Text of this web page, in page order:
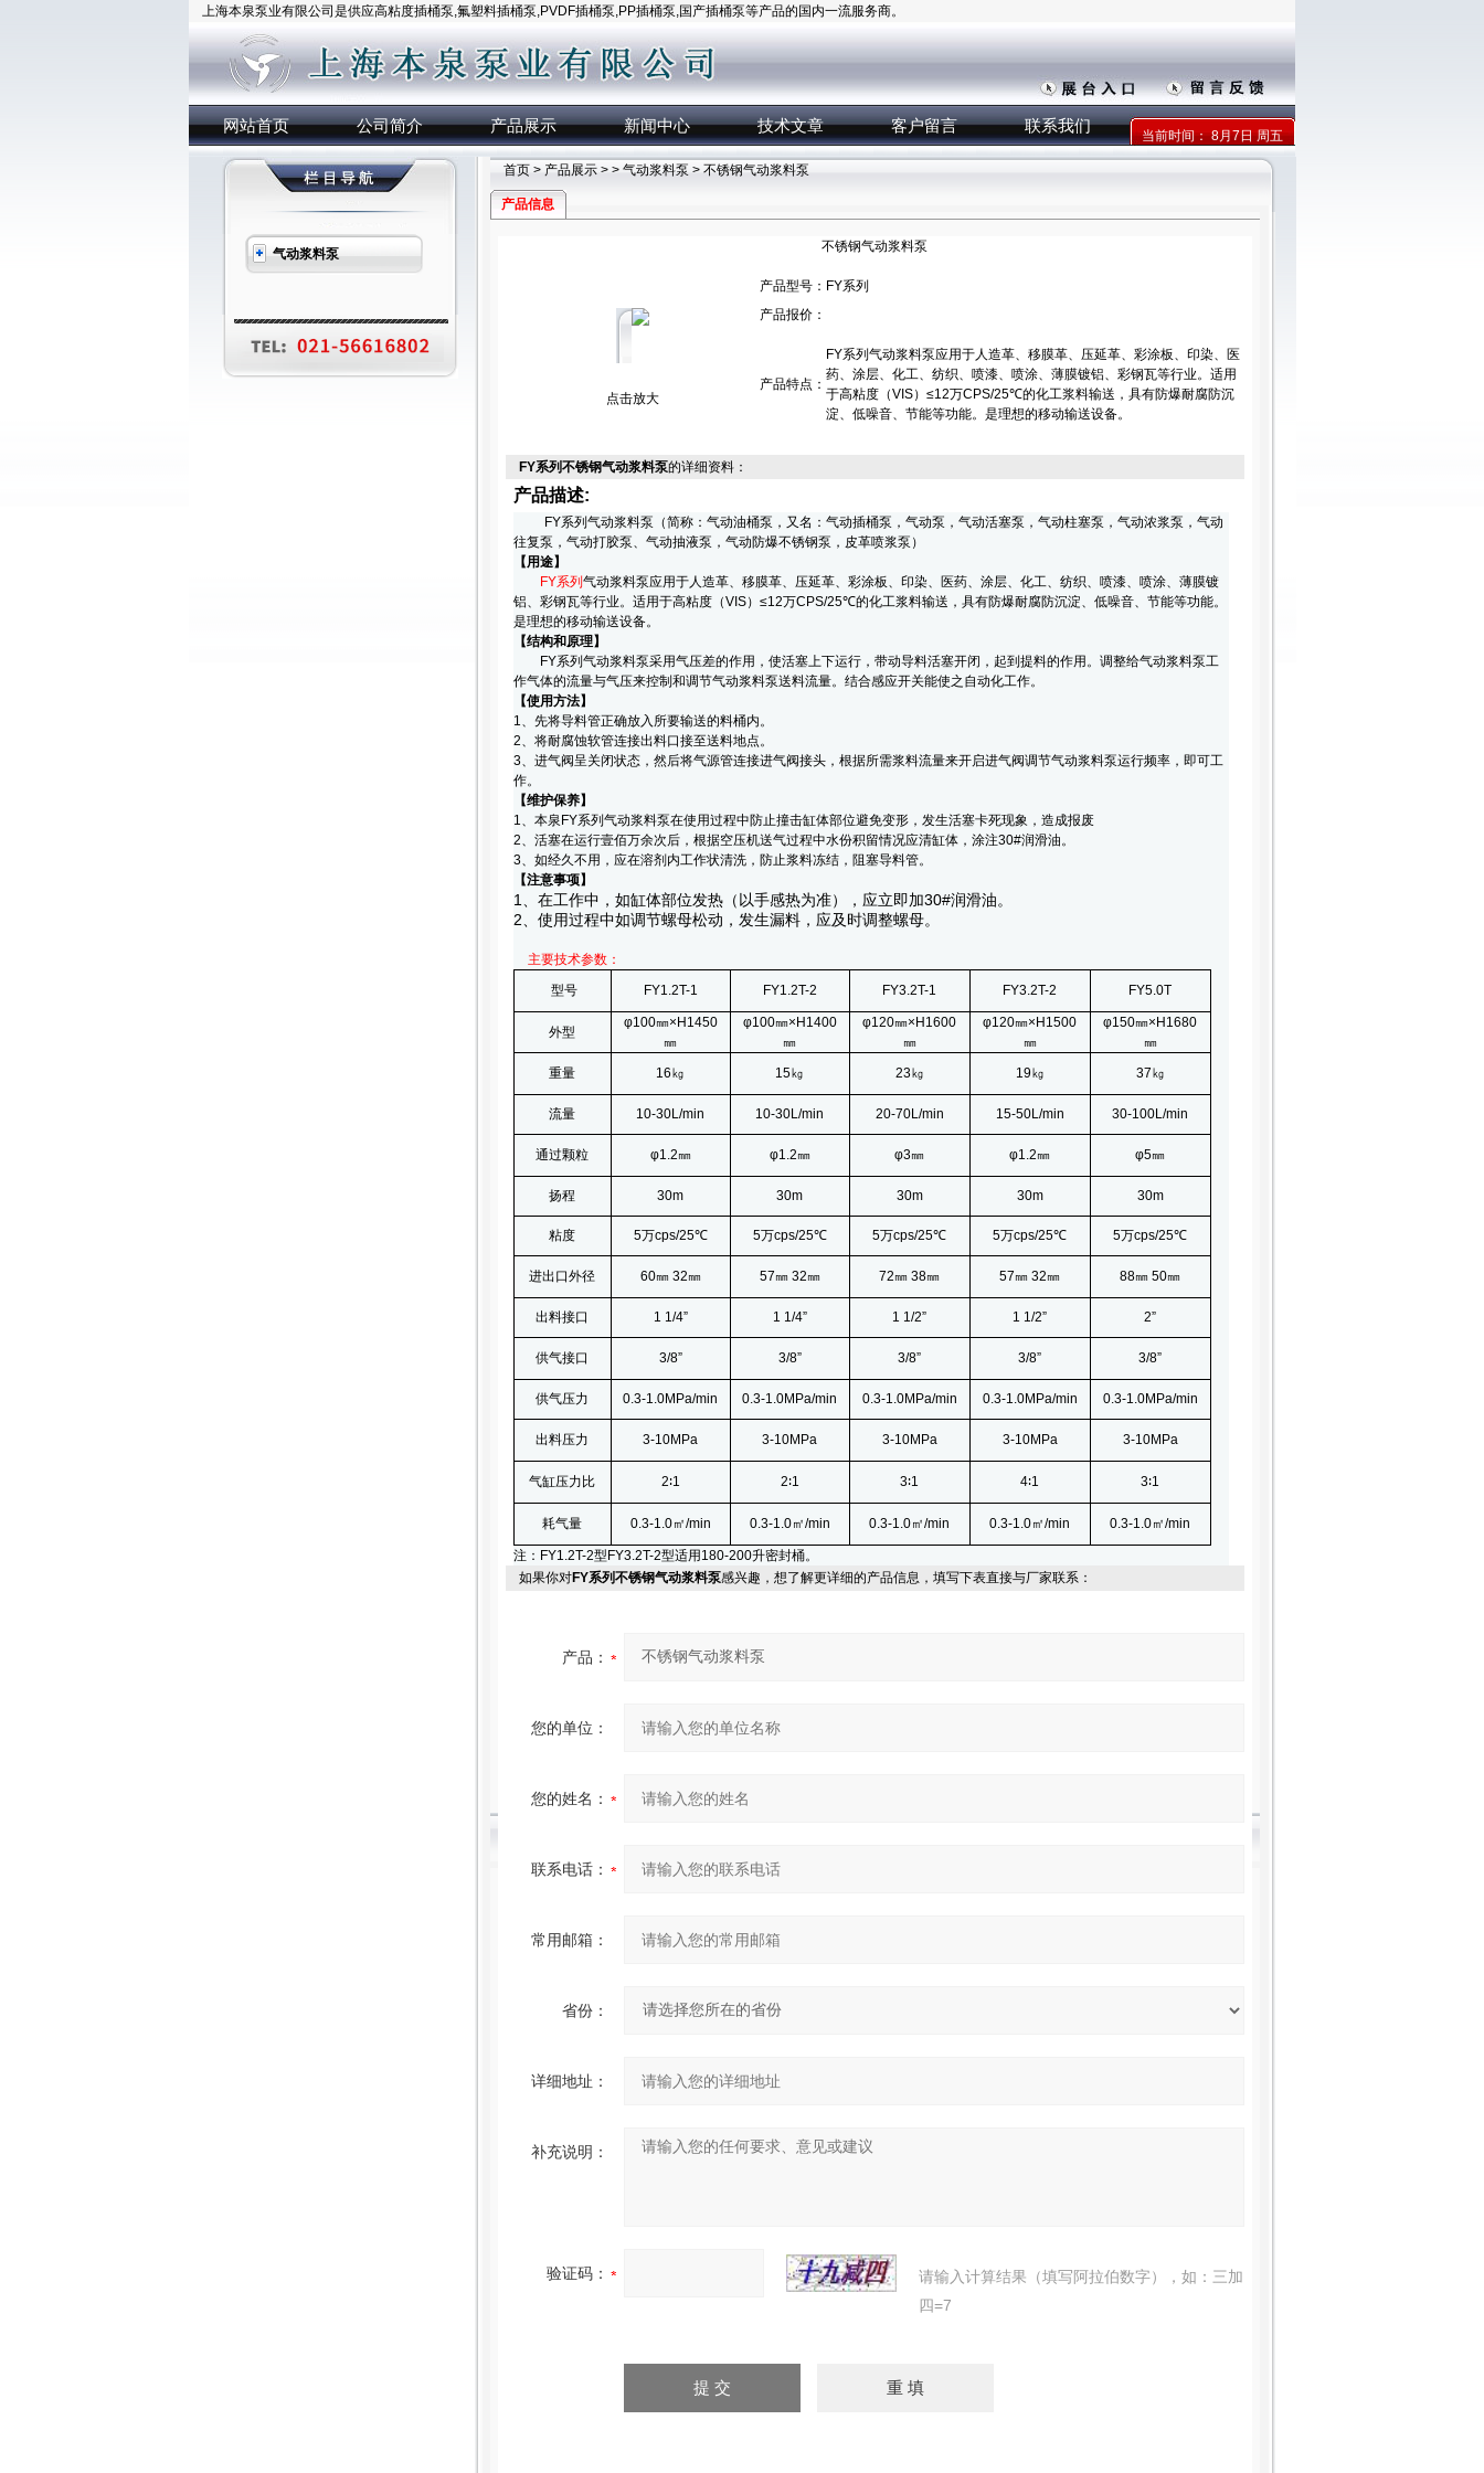
上海本泉泵业有限公司是供应高粘度插桶泵,氟塑料插桶泵,PVDF插桶泵,PP插桶泵,国产插桶泵等产品的国内一流服务商。
网站首页 公司简介 产品展示 新闻中心 技术文章 客户留言 联系我们
当前时间：8月7日 周五
气动浆料泵
首页> 产品展示> > 气动浆料泵 > 不锈钢气动浆料泵
产品信息
不锈钢气动浆料泵
点击放大
产品型号： FY系列
产品报价：
产品特点：
FY系列气动浆料泵应用于人造革、移膜革、压延革、彩涂板、印染、医
药、涂层、化工、纺织、喷漆、喷涂、薄膜镀铝、彩钢瓦等行业。适用
于高粘度（VIS）≤12万CPS/25℃的化工浆料输送，具有防爆耐腐防沉
淀、低噪音、节能等功能。是理想的移动输送设备。
FY系列不锈钢气动浆料泵的详细资料：
产品描述:
FY系列气动浆料泵（简称：气动油桶泵，又名：气动插桶泵，气动泵，气动活塞泵，气动柱塞泵，气动浓浆泵，气动
往复泵，气动打胶泵、气动抽液泵，气动防爆不锈钢泵，皮革喷浆泵）
【用途】
FY系列 气动浆料泵应用于人造革、移膜革、压延革、彩涂板、印染、医药、涂层、化工、纺织、喷漆、喷涂、薄膜镀
铝、彩钢瓦等行业。适用于高粘度（VIS）≤12万CPS/25℃的化工浆料输送，具有防爆耐腐防沉淀、低噪音、节能等功能。
是理想的移动输送设备。
【结构和原理】
FY系列气动浆料泵采用气压差的作用，使活塞上下运行，带动导料活塞开闭，起到提料的作用。调整给气动浆料泵工
作气体的流量与气压来控制和调节气动浆料泵送料流量。结合感应开关能使之自动化工作。
【使用方法】
1、先将导料管正确放入所要输送的料桶内。
2、将耐腐蚀软管连接出料口接至送料地点。
3、进气阀呈关闭状态，然后将气源管连接进气阀接头，根据所需浆料流量来开启进气阀调节气动浆料泵运行频率，即可工
作。
【维护保养】
1、本泉FY系列气动浆料泵在使用过程中防止撞击缸体部位避免变形，发生活塞卡死现象，造成报废
2、活塞在运行壹佰万余次后，根据空压机送气过程中水份积留情况应清缸体，涂注30#润滑油。
3、如经久不用，应在溶剂内工作状清洗，防止浆料冻结，阻塞导料管。
【注意事项】
1 、在工作中，如缸体部位发热（以手感热为准），应立即加30#润滑油。
2 、使用过程中如调节螺母松动，发生漏料，应及时调整螺母。
主要技术参数：
型号
FY1.2T-1 FY1.2T-2 FY3.2T-1 FY3.2T-2 FY5.0T
外型
φ100㎜× H1450
㎜
φ100㎜× H1400
㎜
φ120㎜× H1600
㎜
φ120㎜× H1500
㎜
φ150㎜× H1680
㎜
重量
16㎏ 15㎏ 23㎏ 19㎏ 37㎏
流量 10-30L/min 10-30L/min 20-70L/min 15-50L/min 30-100L/min
通过颗粒 φ1.2㎜ φ1.2㎜ φ3㎜ φ1.2㎜ φ5㎜
扬程 30m 30m 30m 30m 30m
粘度 5万cps/25℃ 5万cps/25℃ 5万cps/25℃ 5万cps/25℃ 5万cps/25℃
进出口外径 60㎜32㎜ 57㎜32㎜ 72㎜ 38㎜ 57㎜ 32㎜ 88㎜ 50㎜
出料接口 1 1/4” 1 1/4” 1 1/2” 1 1/2” 2”
供气接口 3/8” 3/8” 3/8” 3/8” 3/8”
供气压力 0.3-1.0MPa/min 0.3-1.0MPa/min 0.3-1.0MPa/min 0.3-1.0MPa/min 0.3-1.0MPa/min
出料压力 3-10MPa 3-10MPa 3-10MPa 3-10MPa 3-10MPa
气缸压力比 2∶1 2∶1 3∶1 4∶1 3∶1
耗气量 0.3-1.0㎡/min 0.3-1.0㎡/min 0.3-1.0㎡/min 0.3-1.0㎡/min 0.3-1.0㎡/min
注：FY1.2T-2型FY3.2T-2型适用180-200升密封桶。
如果你对FY系列不锈钢气动浆料泵感兴趣，想了解更详细的产品信息，填写下表直接与厂家联系：
产品：
您的单位：
您的姓名：
联系电话：
常用邮箱：
省份：
详细地址：
补充说明：
验证码：
请输入计算结果（填写阿拉伯数字），如：三加
四=7